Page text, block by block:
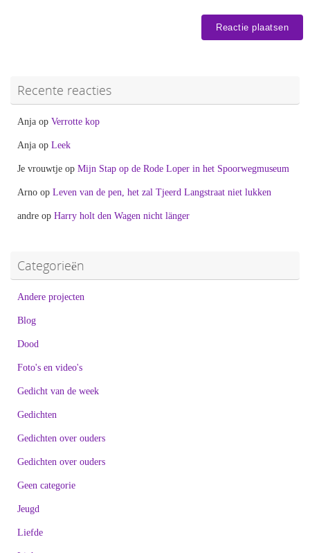
Recente reacties
Anja op Verrotte kop
Anja op Leek
Je vrouwtje op Mijn Stap op de Rode Loper in het Spoorwegmuseum
Arno op Leven van de pen, het zal Tjeerd Langstraat niet lukken
andre op Harry holt den Wagen nicht länger
Categorieën
Andere projecten
Blog
Dood
Foto's en video's
Gedicht van de week
Gedichten
Gedichten over ouders
Gedichten over ouders
Geen categorie
Jeugd
Liefde